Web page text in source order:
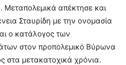
απέκτησε και
Σταυρίδη με την ονομασία
ο κατάλογος των
στον προπολεμικό Βύρωνα
στα μετακατοχικά χρόνια.